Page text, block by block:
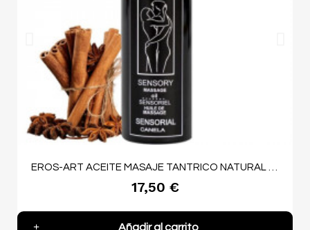
EROS-ART ACEITE MASAJE TANTRICO NATURAL Y AFRODISÍACO CANELA 100ML
17,50 €
Añadir al carrito